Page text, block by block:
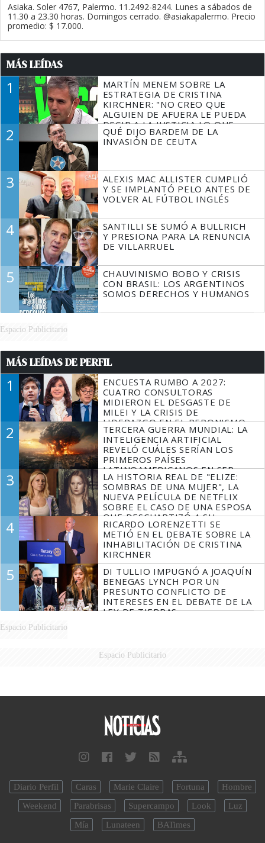
Asiaka. Soler 4767, Palermo. 11.2492-8244. Lunes a sábados de
11.30 a 23.30 horas. Domingos cerrado. @asiakapalermo. Precio
promedio: $ 17.000.
MÁS LEÍDAS
1
MARTÍN MENEM SOBRE LA
ESTRATEGIA DE CRISTINA
KIRCHNER: "NO CREO QUE
ALGUIEN DE AFUERA LE PUEDA
DECIR A LA JUSTICIA LO QUE
TIENE QUE HACER"
2
QUÉ DIJO BARDEM DE LA
INVASIÓN DE CEUTA
3
ALEXIS MAC ALLISTER CUMPLIÓ
Y SE IMPLANTÓ PELO ANTES DE
VOLVER AL FÚTBOL INGLÉS
4
SANTILLI SE SUMÓ A BULLRICH
Y PRESIONA PARA LA RENUNCIA
DE VILLARRUEL
5
CHAUVINISMO BOBO Y CRISIS
CON BRASIL: LOS ARGENTINOS
SOMOS DERECHOS Y HUMANOS
Espacio Publicitario
MÁS LEÍDAS DE PERFIL
1
ENCUESTA RUMBO A 2027:
CUATRO CONSULTORAS
MIDIERON EL DESGASTE DE
MILEI Y LA CRISIS DE
LIDERAZGO EN EL PERONISMO
2
TERCERA GUERRA MUNDIAL: LA
INTELIGENCIA ARTIFICIAL
REVELÓ CUÁLES SERÍAN LOS
PRIMEROS PAÍSES
LATINOAMERICANOS EN SER
DERROTADOS
3
LA HISTORIA REAL DE "ELIZE:
SOMBRAS DE UNA MUJER", LA
NUEVA PELÍCULA DE NETFLIX
SOBRE EL CASO DE UNA ESPOSA
QUE DESCUARTIZÓ A SU
MARIDO
4
RICARDO LORENZETTI SE
METIÓ EN EL DEBATE SOBRE LA
INHABILITACIÓN DE CRISTINA
KIRCHNER
5
DI TULLIO IMPUGNÓ A JOAQUÍN
BENEGAS LYNCH POR UN
PRESUNTO CONFLICTO DE
INTERESES EN EL DEBATE DE LA
LEY DE TIERRAS
Espacio Publicitario
Espacio Publicitario
Diario Perfil Caras Marie Claire Fortuna
Hombre
Weekend
Parabrisas Supercampo Look
Luz
Mía
Lunateen BATimes